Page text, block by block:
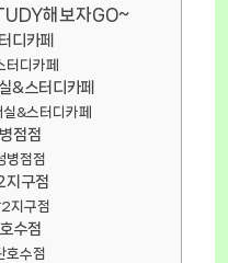
해보자GO~
디카페
터디카페
&스터디카페
&스터디카페
점점
병점점
지구점
지구점
수점
호수점